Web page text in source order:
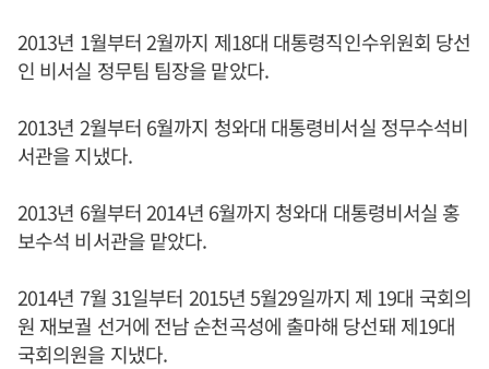
2013년 1월부터 2월까지 제18대 대통령직인수위원회 당선
인 비서실 정무팀 팀장을 맡았다.
2013년 2월부터 6월까지 청와대 대통령비서실 정무수석비
서관을 지냈다.
2013년 6월부터 2014년 6월까지 청와대 대통령비서실 홍
보수석 비서관을 맡았다.
2014년 7월 31일부터 2015년 5월29일까지 제 19대 국회의
원 재보궐 선거에 전남 순천곡성에 출마해 당선돼 제19대
국회의원을 지냈다.